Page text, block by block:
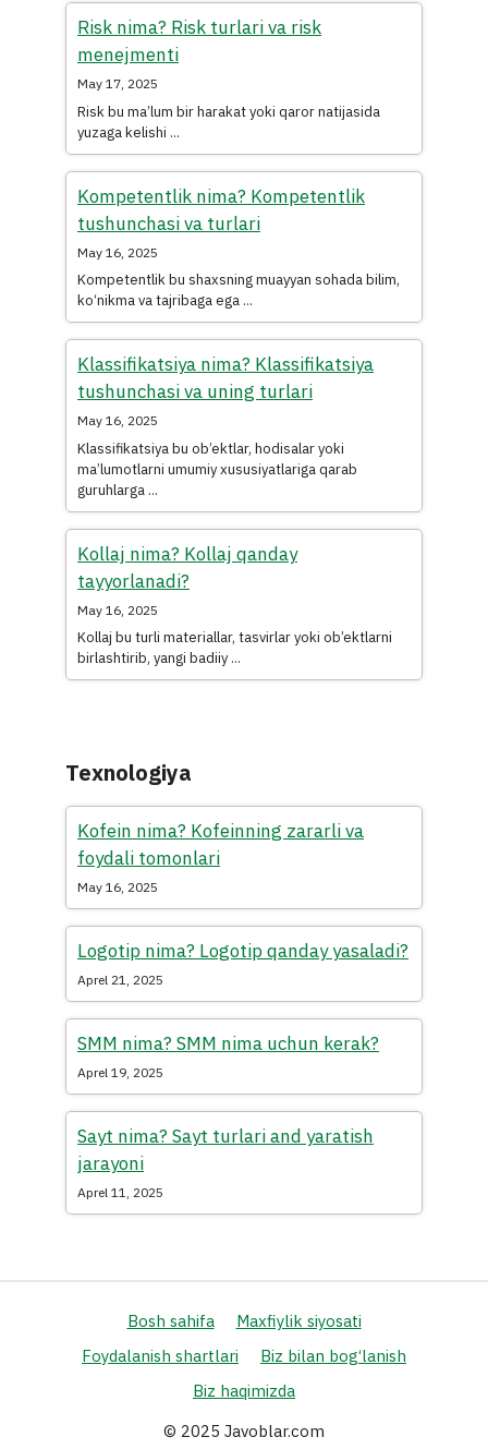
Risk nima? Risk turlari va risk
menejmenti
May 17, 2025
Risk bu ma’lum bir harakat yoki qaror natijasida
yuzaga kelishi ...
Kompetentlik nima? Kompetentlik
tushunchasi va turlari
May 16, 2025
Kompetentlik bu shaxsning muayyan sohada bilim,
ko‘nikma va tajribaga ega ...
Klassifikatsiya nima? Klassifikatsiya
tushunchasi va uning turlari
May 16, 2025
Klassifikatsiya bu ob’ektlar, hodisalar yoki
ma’lumotlarni umumiy xususiyatlariga qarab
guruhlarga ...
Kollaj nima? Kollaj qanday
tayyorlanadi?
May 16, 2025
Kollaj bu turli materiallar, tasvirlar yoki ob’ektlarni
birlashtirib, yangi badiiy ...
Texnologiya
Kofein nima? Kofeinning zararli va
foydali tomonlari
May 16, 2025
Logotip nima? Logotip qanday yasaladi?
Aprel 21, 2025
SMM nima? SMM nima uchun kerak?
Aprel 19, 2025
Sayt nima? Sayt turlari and yaratish
jarayoni
Aprel 11, 2025
Bosh sahifa
Maxfiylik siyosati
Foydalanish shartlari
Biz bilan bog‘lanish
Biz haqimizda
© 2025 Javoblar.com